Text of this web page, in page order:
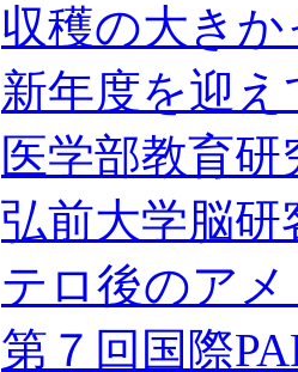
収穫の大き
新年度を迎え
医学部教育
弘前大学脳
テロ後のア
第７回国際